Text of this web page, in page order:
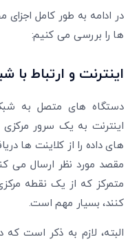
در ادامه به طور کامل
ها را بررسی می کنیم:
اینترنت و ارتباط با
دستگاه های متصل به
اینترنت به یک سرور
های داده را از کلاینت ها
مقصد مورد نظر ارسال می
متمرکز که از یک نقطه
کنند، بسیار مهم است.
البته، لازم به ذکر است